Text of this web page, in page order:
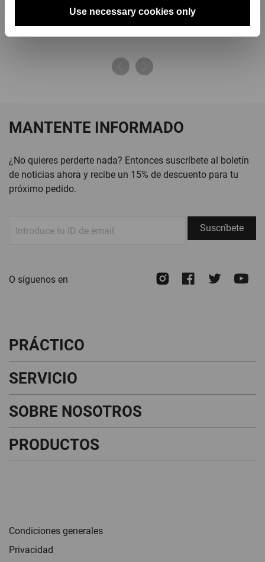
Use necessary cookies only
MANTENTE INFORMADO
¿No quieres perderte nada? Entonces suscríbete al boletín
de noticias ahora y recibe un 15% de descuento para tu
próximo pedido.
de
Suscríbete
O síguenos en Instagram
Facebook
PRÁCTICO
SERVICIO
SOBRE NOSOTROS
PRODUCTOS
Condiciones generales
Privacidad